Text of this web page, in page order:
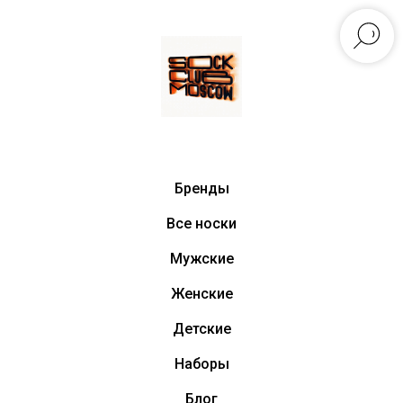
Бренды
Все носки
Мужские
Женские
Детские
Наборы
Блог